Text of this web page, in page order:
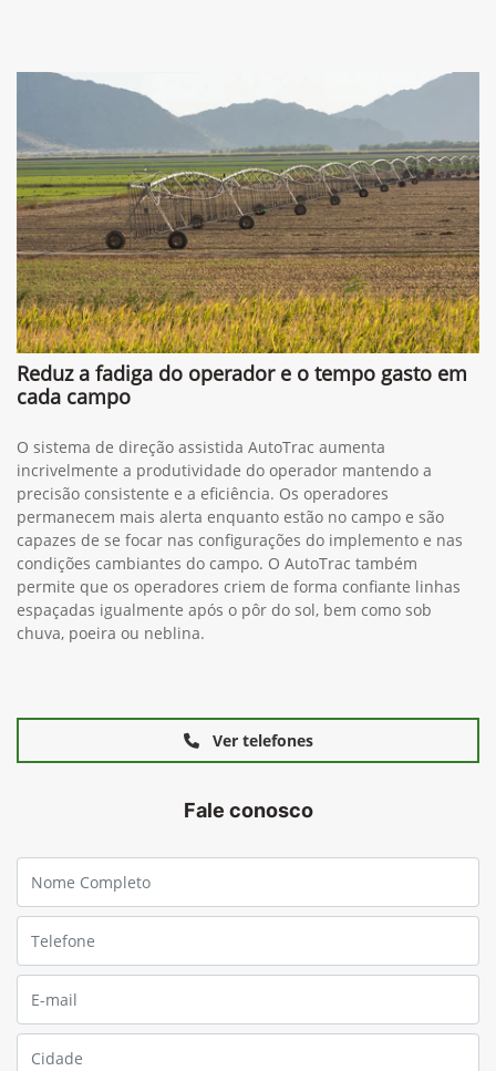
Reduz a fadiga do operador e o tempo gasto em
cada campo
O sistema de direção assistida AutoTrac aumenta
incrivelmente a produtividade do operador mantendo a
precisão consistente e a eficiência. Os operadores
permanecem mais alerta enquanto estão no campo e são
capazes de se focar nas configurações do implemento e nas
condições cambiantes do campo. O AutoTrac também
permite que os operadores criem de forma confiante linhas
espaçadas igualmente após o pôr do sol, bem como sob
chuva, poeira ou neblina.
Ver telefones
Fale conosco